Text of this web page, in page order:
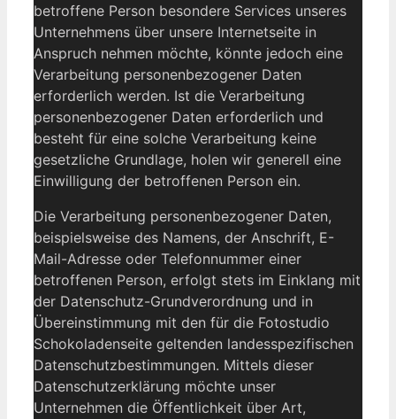
betroffene Person besondere Services unseres
Unternehmens über unsere Internetseite in
Anspruch nehmen möchte, könnte jedoch eine
Verarbeitung personenbezogener Daten
erforderlich werden. Ist die Verarbeitung
personenbezogener Daten erforderlich und
besteht für eine solche Verarbeitung keine
gesetzliche Grundlage, holen wir generell eine
Einwilligung der betroffenen Person ein.
Die Verarbeitung personenbezogener Daten,
beispielsweise des Namens, der Anschrift, E-
Mail-Adresse oder Telefonnummer einer
betroffenen Person, erfolgt stets im Einklang mit
der Datenschutz-Grundverordnung und in
Übereinstimmung mit den für die Fotostudio
Schokoladenseite geltenden landesspezifischen
Datenschutzbestimmungen. Mittels dieser
Datenschutzerklärung möchte unser
Unternehmen die Öffentlichkeit über Art,